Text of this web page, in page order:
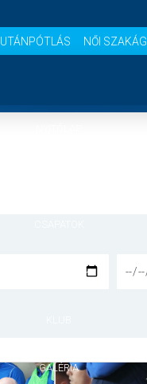
UTÁNPÓTLÁS NŐI SZAKÁG
MÉRKŐZÉSEK
GALÉRIA